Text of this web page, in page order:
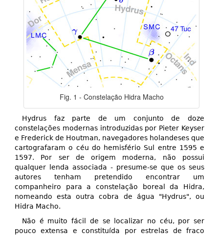
Fig. 1 - Constelação Hidra Macho
Hydrus faz parte de um conjunto de doze
constelações modernas introduzidas por Pieter Keyser
e Frederick de Houtman, navegadores holandeses que
cartografaram o céu do hemisfério Sul entre 1595 e
1597. Por ser de origem moderna, não possui
qualquer lenda associada - presume-se que os seus
autores tenham pretendido encontrar um
companheiro para a constelação boreal da Hidra,
nomeando esta outra cobra de água "Hydrus", ou
Hidra Macho.
Não é muito fácil de se localizar no céu, por ser
pouco extensa e constituída por estrelas de fraco